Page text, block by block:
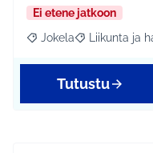
Ei etene jatkoon
Rajaa tulokset aihepiirin
Jokela RajaaLiikunta ja
Tutustu